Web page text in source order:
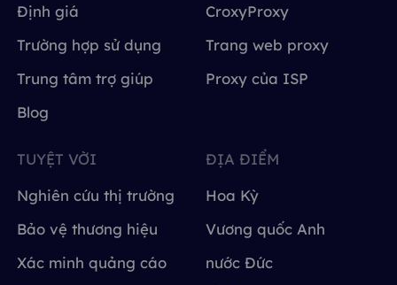
Định giá
Trường hợp sử dụng
Trung tâm trợ giúp
Blog
CroxyProxy
Trang web proxy
Proxy của ISP
TUYỆT VỜI
Nghiên cứu thị trường
Bảo vệ thương hiệu
Xác minh quảng cáo
ĐỊA ĐIỂM
Hoa Kỳ
Vương quốc Anh
nước Đức